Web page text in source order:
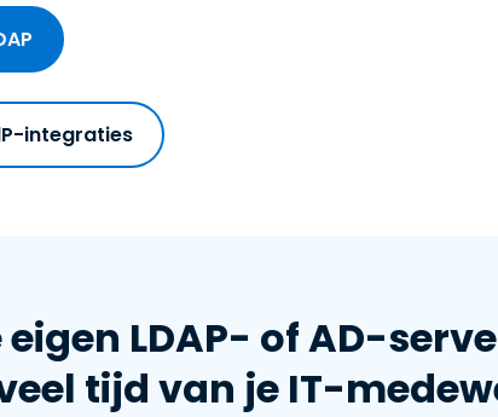
integraties
eigen LDAP- of AD-
tijd van je IT-